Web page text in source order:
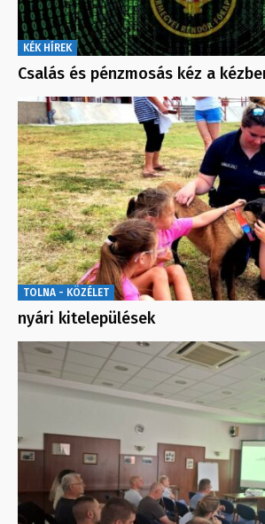
KÉK HÍREK
Csalás és pénzmosás kéz a
TOLNA - KÖZÉLET
nyári kitelepülések